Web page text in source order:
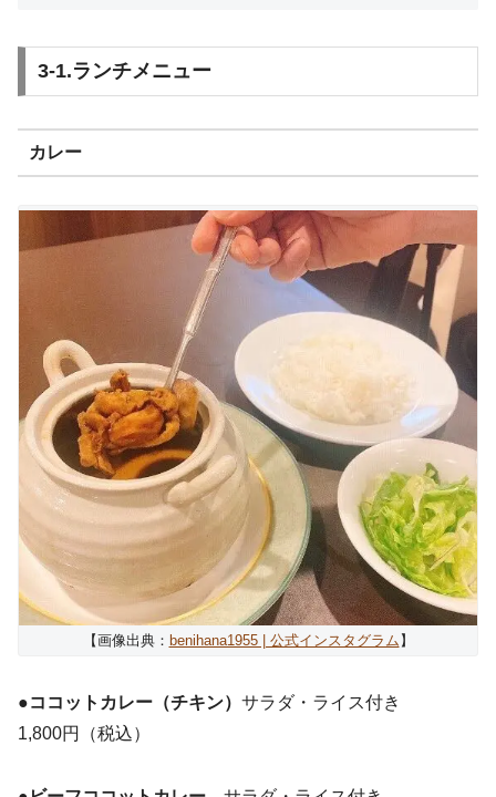
3-1.ランチメニュー
カレー
【画像出典： benihana1955 | 公式インスタグラム】
●ココットカレー（チキン） サラダ・ライス付き
1,800円（税込）